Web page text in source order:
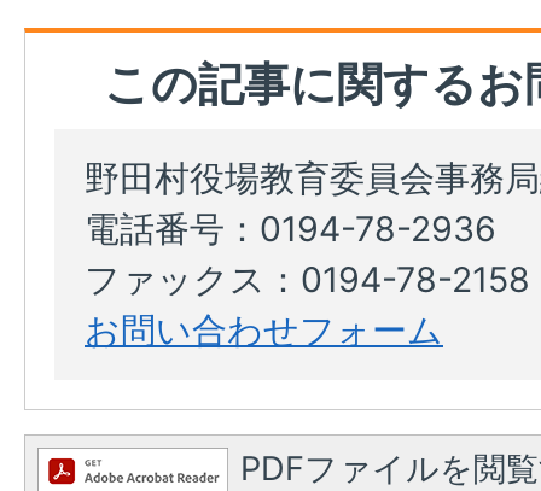
この記事に関する
野田村役場教育委員会事務
電話番号：0194-78-2936
ファックス：0194-78-2158
お問い合わせフォーム
PDFファイルを閲